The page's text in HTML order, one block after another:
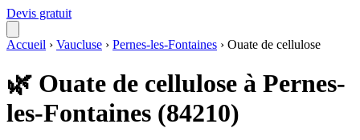
Devis gratuit
Accueil › Vaucluse › Pernes-les-Fontaines › Ouate de cellulose
🌿 Ouate de cellulose à Pernes-
les-Fontaines (84210)